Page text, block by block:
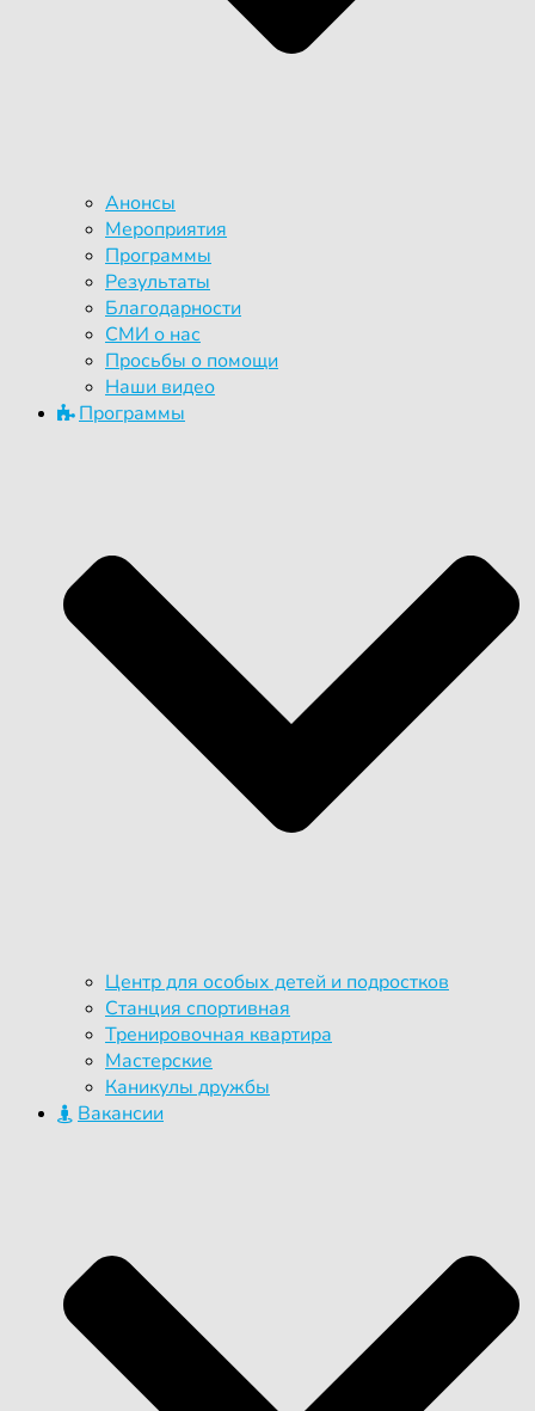
Анонсы
Мероприятия
Программы
Результаты
Благодарности
СМИ о нас
Просьбы о помощи
Наши видео
Программы
Центр для особых детей и подростков
Станция спортивная
Тренировочная квартира
Мастерские
Каникулы дружбы
Вакансии